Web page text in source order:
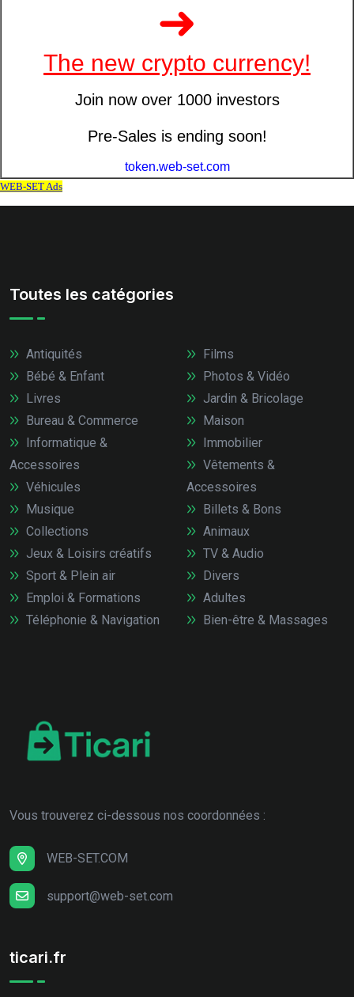
Toutes les catégories
Antiquités
Bébé & Enfant
Livres
Bureau & Commerce
Informatique &
Accessoires
Véhicules
Films
Photos & Vidéo
Jardin & Bricolage
Maison
Immobilier
Vêtements &
Accessoires
Musique
Collections
Jeux & Loisirs créatifs
Sport & Plein air
Emploi & Formations
Téléphonie & Navigation
Billets & Bons
Animaux
TV & Audio
Divers
Adultes
Bien-être & Massages
Vous trouverez ci-dessous nos coordonnées :
WEB-SET.COM
support@web-set.com
ticari.fr